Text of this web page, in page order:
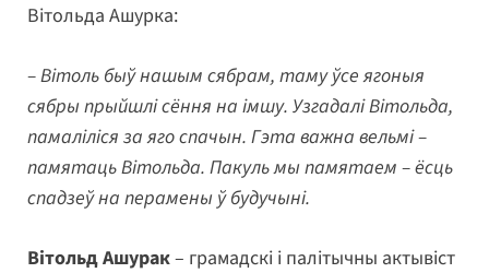
Вітольда Ашурка:
– Вітоль быў нашым сябрам, таму ўсе ягоныя
сябры прыйшлі сёння на імшу. Узгадалі Вітольда,
памаліліся за яго спачын. Гэта важна вельмі –
памятаць Вітольда. Пакуль мы памятаем – ёсць
спадзеў на перамены ў будучыні.
Вітольд Ашурак– грамадскі і палітычны актывіст